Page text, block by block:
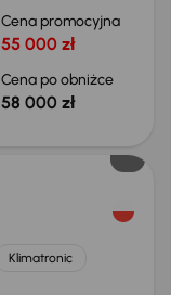
Cena promocyjna
55 000 zł
Cena po obniżce
58 000 zł
Klimatronic